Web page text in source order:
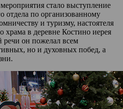
стало выступление
отдела по организованному
и туризму, настоятеля
храма в деревне Костино иерея
речи он пожелал всем
но и духовных побед, а